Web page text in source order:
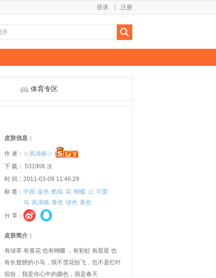
注册
登录
体育专区
皮肤信息：
作 者： ☆风清杨☆
下 载： 531906 次
时 间：2011-03-09 11:46:29
标 签： 中国 蓝色 酷炫 花 蝴蝶 云 可爱
马 风清杨 青色 绿色 黄色
分 享：
皮肤简介：
有绿草 有黄花 也有蝴蝶 ，有彩虹 有星星 也
有长翅膀的小马，我不雪花纷飞，也不是红叶
缤纷，我是你心中的颜色，我是春天